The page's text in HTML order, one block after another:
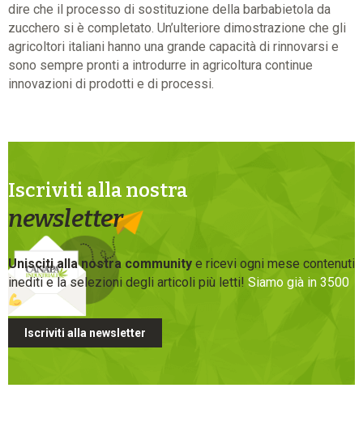
dire che il processo di sostituzione della barbabietola da
zucchero si è completato. Un’ulteriore dimostrazione che gli
agricoltori italiani hanno una grande capacità di rinnovarsi e
sono sempre pronti a introdurre in agricoltura continue
innovazioni di prodotti e di processi.
Iscriviti alla nostra
newsletter
Unisciti alla nostra community e ricevi ogni mese contenuti
inediti e la selezioni degli articoli più letti! Siamo già in 3500
Iscriviti alla newsletter